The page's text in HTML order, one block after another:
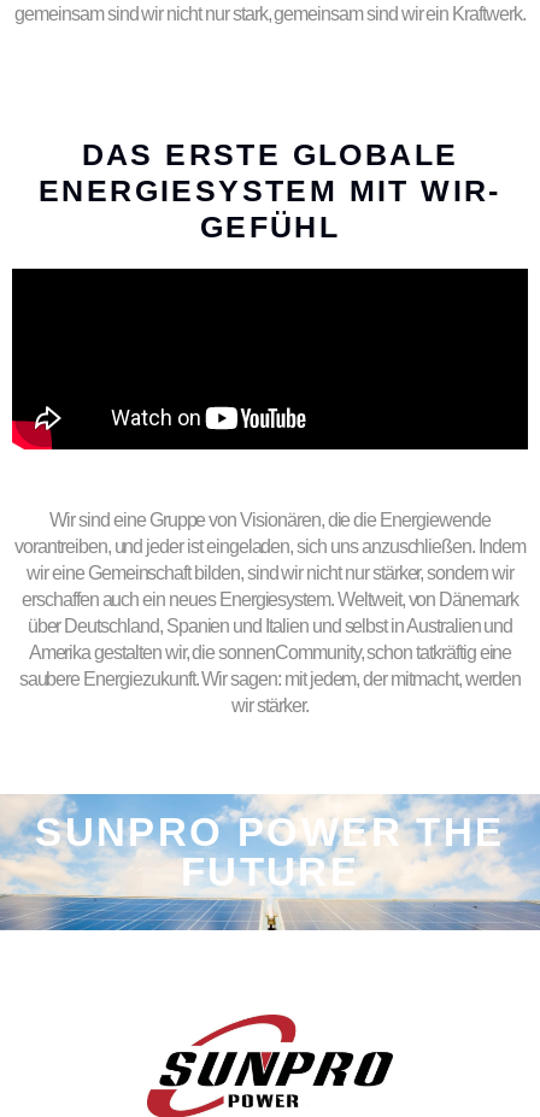
gemeinsam sind wir nicht nur stark, gemeinsam sind wir ein Kraftwerk.
DAS ERSTE GLOBALE
ENERGIESYSTEM MIT WIR-
GEFÜHL
Wir sind eine Gruppe von Visionären, die die Energiewende
vorantreiben, und jeder ist eingeladen, sich uns anzuschließen. Indem
wir eine Gemeinschaft bilden, sind wir nicht nur stärker, sondern wir
erschaffen auch ein neues Energiesystem. Weltweit, von Dänemark
über Deutschland, Spanien und Italien und selbst in Australien und
Amerika gestalten wir, die sonnenCommunity, schon tatkräftig eine
saubere Energiezukunft. Wir sagen: mit jedem, der mitmacht, werden
wir stärker.
SUNPRO POWER THE
FUTURE